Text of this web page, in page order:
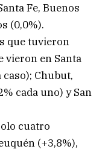
Fe, Buenos
(0,0%).
que tuvieron
vieron en Santa
Chubut,
cada uno) y San
cuatro
(+3,8%),